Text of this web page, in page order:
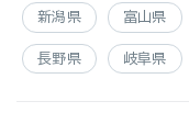
新潟県 富山県
長野県 岐阜県